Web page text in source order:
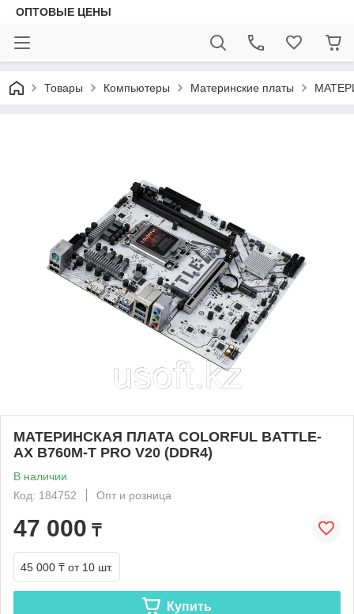
ОПТОВЫЕ ЦЕНЫ
Товары Компьютеры Материнские платы
МАТЕРИНСКАЯ ПЛАТА COLORFUL BATTLE-
AX B760M-T PRO V20 (DDR4)
В наличии
Код: 184752
Опт и розница
47 000 ₸
45 000 ₸ от 10 шт.
Купить